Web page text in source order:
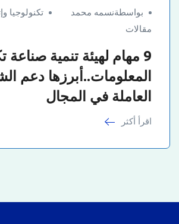
بواسطةنسمه محمد تكنولوجيا
مقالات
9 مهام لهيئة تنمية صناعة
المعلومات..أبرزها دعم
العاملة في المجال
اقرأ أكثر